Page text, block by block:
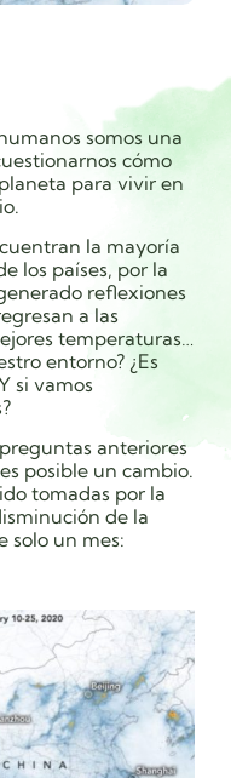
somos una
cómo
para vivir en
la mayoría
los países, por la
reflexiones
a las
temperaturas…
entorno? ¿Es
si vamos
anteriores
posible un cambio.
tomadas por la
de la
solo un mes: